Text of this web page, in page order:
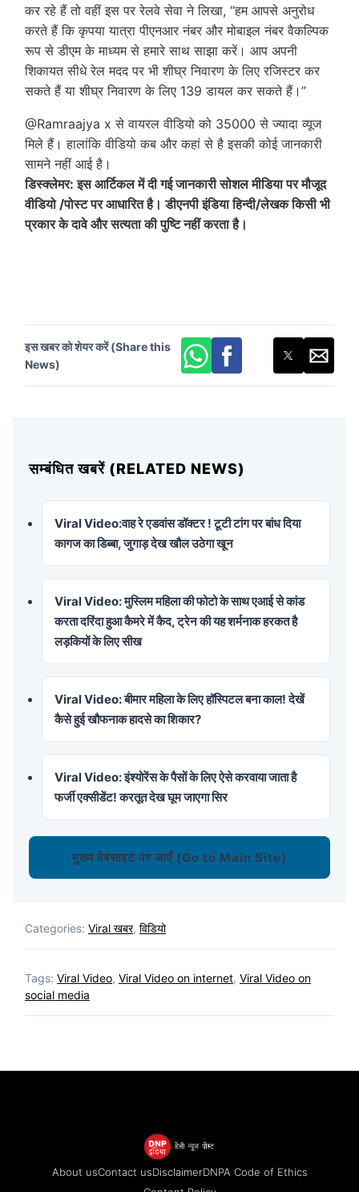
कर रहे हैं तो वहीं इस पर रेलवे सेवा ने लिखा, “हम आपसे अनुरोध
करते हैं कि कृपया यात्रा पीएनआर नंबर और मोबाइल नंबर वैकल्पिक
रूप से डीएम के माध्यम से हमारे साथ साझा करें। आप अपनी
शिकायत सीधे रेल मदद पर भी शीघ्र निवारण के लिए रजिस्टर कर
सकते हैं या शीघ्र निवारण के लिए 139 डायल कर सकते हैं।”
@Ramraajya xसे वायरल वीडियो को 35000 से ज्यादा व्यूज
मिले हैं। हालांकि वीडियो कब और कहां से है इसकी कोई जानकारी
सामने नहीं आई है।
डिस्क्लेमर: इस आर्टिकल में दी गई जानकारी सोशल मीडिया पर मौजूद
वीडियो /पोस्ट पर आधारित है। डीएनपी इंडिया हिन्दी/लेखक किसी भी
प्रकार के दावे और सत्यता की पुष्टि नहीं करता है।
इस खबर को शेयर करें (Share this
News)
सम्बंधित खबरें (RELATED NEWS)
Viral Video:वाह रे एडवांस डॉक्टर ! टूटी टांग पर बांध दिया
कागज का डिब्बा, जुगाड़ देख खौल उठेगा खून
Viral Video: मुस्लिम महिला की फोटो के साथ एआई से कांड
करता दरिंदा हुआ कैमरे में कैद, ट्रेन की यह शर्मनाक हरकत है
लड़कियों के लिए सीख
Viral Video: बीमार महिला के लिए हॉस्पिटल बना काल! देखें
कैसे हुई खौफनाक हादसे का शिकार?
Viral Video: इंश्योरेंस के पैसों के लिए ऐसे करवाया जाता है
फर्जी एक्सीडेंट! करतूत देख घूम जाएगा सिर
मुख्य वेबसाइट पर जाएँ (Go to Main Site)
Categories: Viral खबर, विडियो
Tags: Viral Video, Viral Video on internet, Viral Video on
social media
About usContact usDisclaimerDNPA Code of Ethics